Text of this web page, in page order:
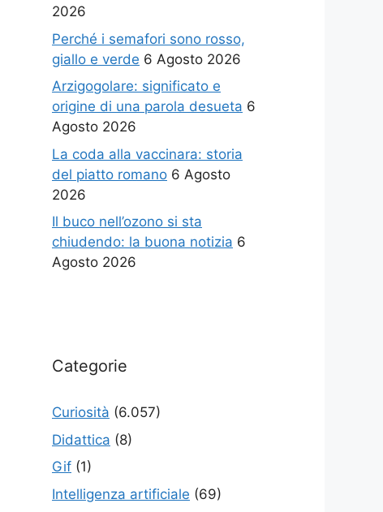
2026
Perché i semafori sono rosso,
giallo e verde 6 Agosto 2026
Arzigogolare: significato e
origine di una parola desueta 6
Agosto 2026
La coda alla vaccinara: storia
del piatto romano 6 Agosto
2026
Il buco nell’ozono si sta
chiudendo: la buona notizia 6
Agosto 2026
Categorie
Curiosità (6.057)
Didattica (8)
Gif (1)
Intelligenza artificiale (69)